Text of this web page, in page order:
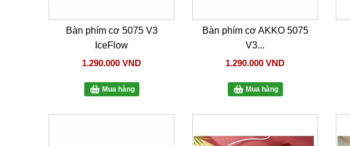
Bàn phím cơ 5075 V3
IceFlow
1.290.000 VND
Mua hàng
Bàn phím cơ AKKO 5075
V3...
1.290.000 VND
Mua hàng